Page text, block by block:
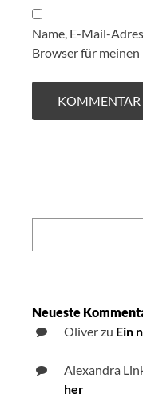
Name, E-Mail-
Browser für
Neueste
Oliverzu Ein
Alexandra
her